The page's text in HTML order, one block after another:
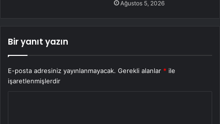
Ağustos 5, 2026
Bir yanıt yazın
E-posta adresiniz yayınlanmayacak. Gerekli alanlar * ile
işaretlenmişlerdir